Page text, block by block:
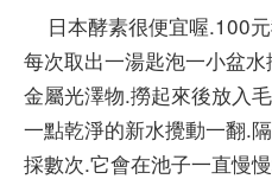
日本酵素很便宜喔.100
每次取出一湯匙泡一小盆
金屬光澤物.撈起來後放入
一點乾淨的新水攪動一翻.
採數次.它會在池子一直慢